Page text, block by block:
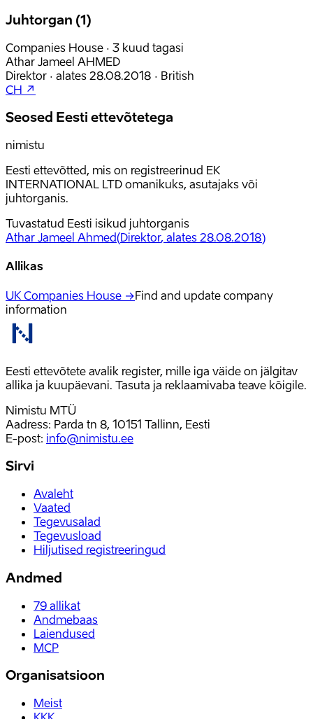
Juhtorgan (1)
Companies House · 3 kuud tagasi
Athar Jameel AHMED
Direktor · alates 28.08.2018 · British
CH ↗
Seosed Eesti ettevõtetega
nimistu
Eesti ettevõtted, mis on registreerinud EK
INTERNATIONAL LTD omanikuks, asutajaks või
juhtorganis.
Tuvastatud Eesti isikud juhtorganis
Athar Jameel Ahmed(Direktor, alates 28.08.2018)
Allikas
UK Companies House →Find and update company
information
Eesti ettevõtete avalik register, mille iga väide on jälgitav
allika ja kuupäevani. Tasuta ja reklaamivaba teave kõigile.
Nimistu MTÜ
Aadress: Parda tn 8, 10151 Tallinn, Eesti
E-post: info@nimistu.ee
Sirvi
Avaleht
Vaated
Tegevusalad
Tegevusload
Hiljutised registreeringud
Andmed
79 allikat
Andmebaas
Laiendused
MCP
Organisatsioon
Meist